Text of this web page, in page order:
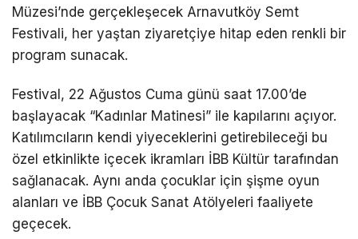
Müzesi’nde gerçekleşecek Arnavutköy Semt
Festivali, her yaştan ziyaretçiye hitap eden renkli bir
program sunacak.
Festival, 22 Ağustos Cuma günü saat 17.00’de
başlayacak “Kadınlar Matinesi” ile kapılarını açıyor.
Katılımcıların kendi yiyeceklerini getirebileceği bu
özel etkinlikte içecek ikramları İBB Kültür tarafından
sağlanacak. Aynı anda çocuklar için şişme oyun
alanları ve İBB Çocuk Sanat Atölyeleri faaliyete
geçecek.